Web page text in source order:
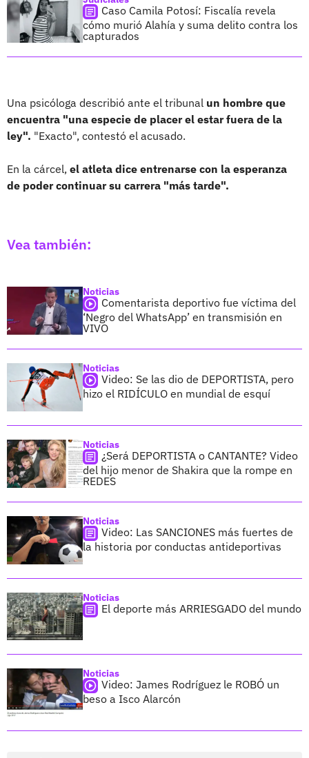
Caso Camila Potosí: Fiscalía revela
cómo murió Alahía y suma delito contra los
capturados
Una psicóloga describió ante el tribunal un hombre que
encuentra "una especie de placer el estar fuera de la
ley". "Exacto", contestó el acusado.
En la cárcel, el atleta dice entrenarse con la esperanza
de poder continuar su carrera "más tarde".
Vea también:
Noticias
Comentarista deportivo fue víctima del
‘Negro del WhatsApp’ en transmisión en
VIVO
Noticias
Video: Se las dio de DEPORTISTA, pero
hizo el RIDÍCULO en mundial de esquí
Noticias
¿Será DEPORTISTA o CANTANTE? Video
del hijo menor de Shakira que la rompe en
REDES
Noticias
Video: Las SANCIONES más fuertes de
la historia por conductas antideportivas
Noticias
El deporte más ARRIESGADO del mundo
Noticias
Video: James Rodríguez le ROBÓ un
beso a Isco Alarcón